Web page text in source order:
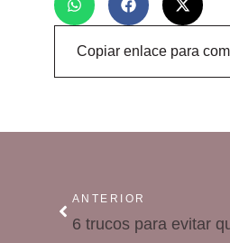
Copiar enlace para
ANTERIOR